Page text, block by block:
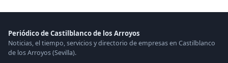
Periódico de Castilblanco de los Arroyos
Noticias, el tiempo, servicios y directorio de empresas en Castilblanco
de los Arroyos (Sevilla).